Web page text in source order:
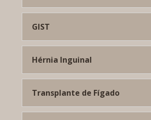
GIST
Hérnia Inguinal
Transplante de Fígado